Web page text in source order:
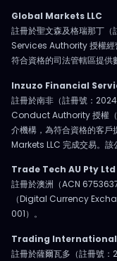
Global Markets LLC
註冊於聖文森及格瑞那丁
Services Authority 授權經
符合資格的司法管轄區提供
Inzuzo Financial
註冊於南非（註冊號：
Conduct Authority 授權（
介機構，為符合資格的客
Markets LLC 完成交易。該
Trade Tech AU Pty Ltd
註冊於澳洲（ACN
（Digital Currency
001）。
Trading International
註冊於薩爾瓦多（註冊號：